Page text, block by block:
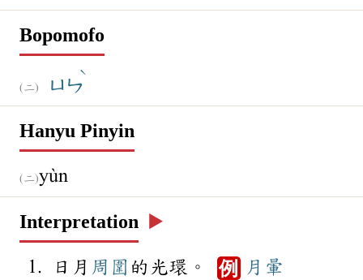
Bopomofo
ㄩㄣ
ˋ
Hanyu Pinyin
yùn
Interpretation ▶️
日月 周圍 的光環。 例 月暈